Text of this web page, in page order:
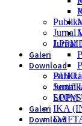
Jurnal
LPPM
Galeri
Download
BUKU
SOP
IKA
Jurnal
Jurnal
LPPM
Galeri
Download